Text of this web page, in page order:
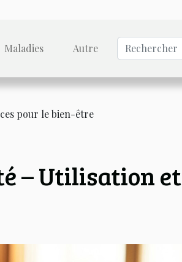
Maladies Autre
pour le bien-être
– Utilisation et